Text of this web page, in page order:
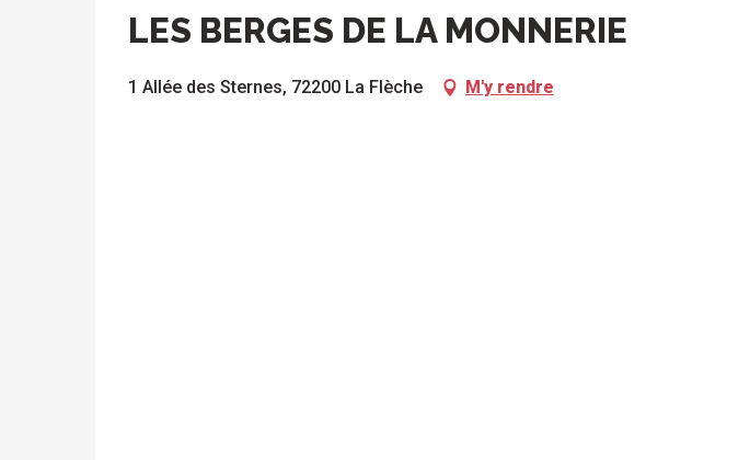
LES BERGES DE LA MONNERIE
1 Allée des Sternes, 72200 La Flèche M'y rendre